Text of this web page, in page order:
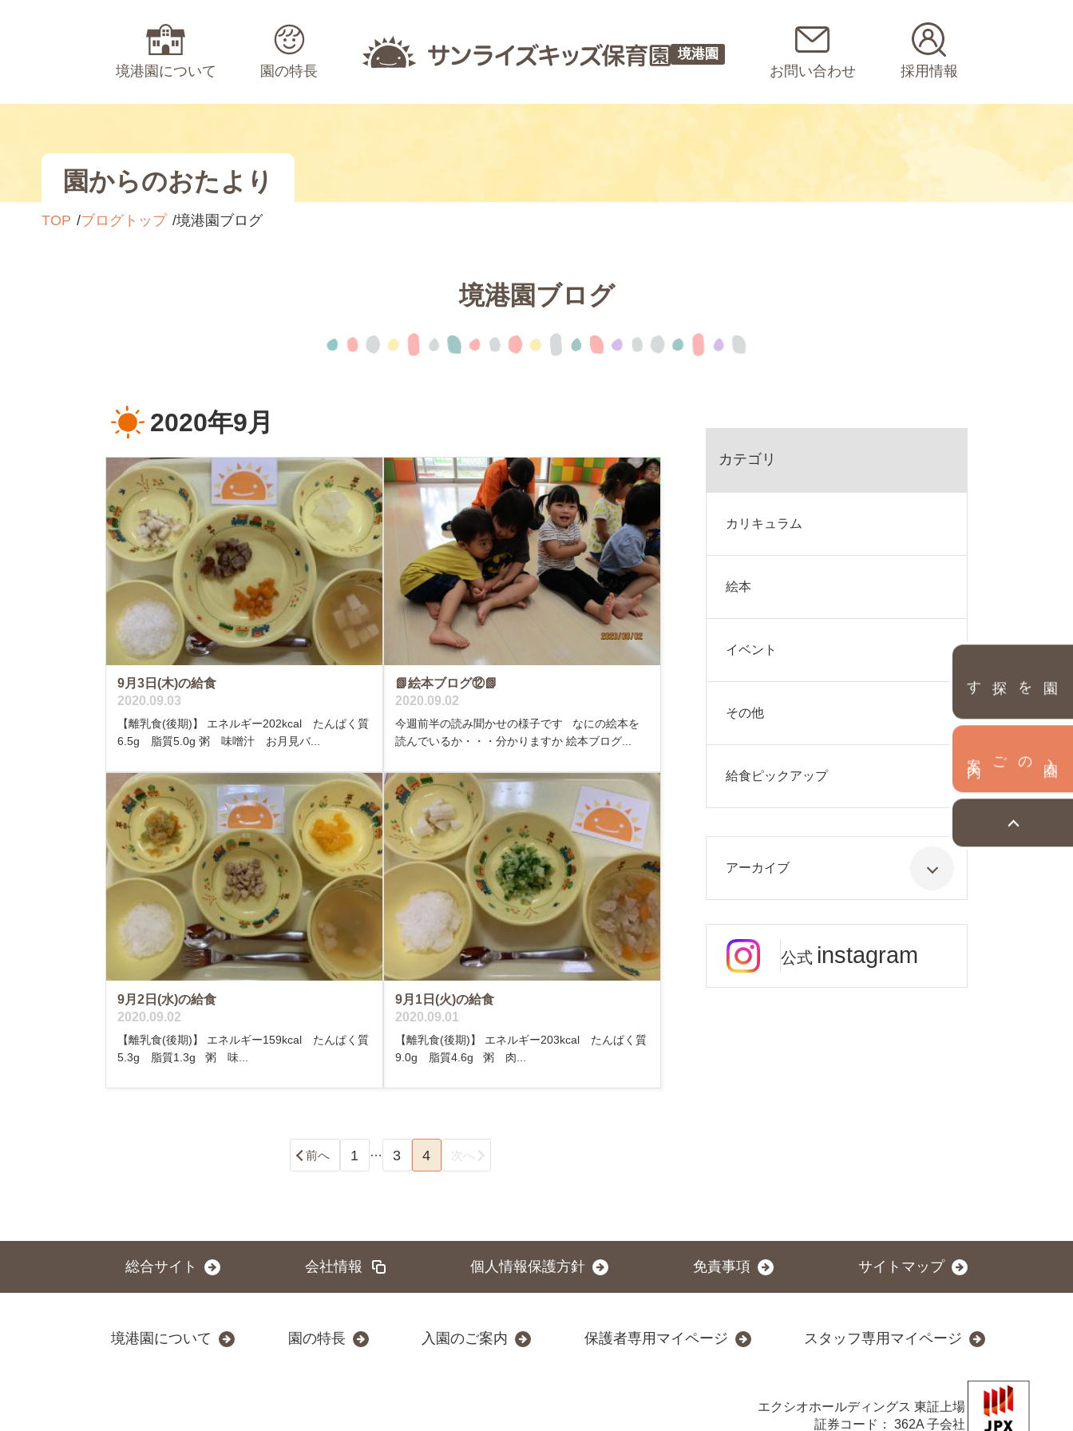
境港園について 園の特長
境港園
お問い合わせ 採用情報
園を探す
園からのおたより
TOP ブログトップ 境港園ブログ
境港園ブログ
2020年9月
9月3日(木)の給食
2020.09.03
【離乳食(後期)】 エネルギー202kcal たんぱく質
6.5g 脂質5.0g 粥 味噌汁 お月見バ...
📗絵本ブログ⑫📗
2020.09.02
今週前半の読み聞かせの様子です なにの絵本を
読んでいるか・・・分かりますか 絵本ブログ...
9月2日(水)の給食
2020.09.02
【離乳食(後期)】 エネルギー159kcal たんぱく質
5.3g 脂質1.3g 粥 味...
9月1日(火)の給食
2020.09.01
【離乳食(後期)】 エネルギー203kcal たんぱく質
9.0g 脂質4.6g 粥 肉...
前へ 1 … 3 4 次へ
カテゴリ
カリキュラム
絵本
イベント
その他
給食ピックアップ
アーカイブ
公式 instagram
総合サイト 会社情報 個人情報保護方針 免責事項 サイトマップ
境港園について 園の特長 入園のご案内 保護者専用マイページ スタッフ専用マイページ
エクシオホールディングス 東証上場
証券コード： 362A 子会社